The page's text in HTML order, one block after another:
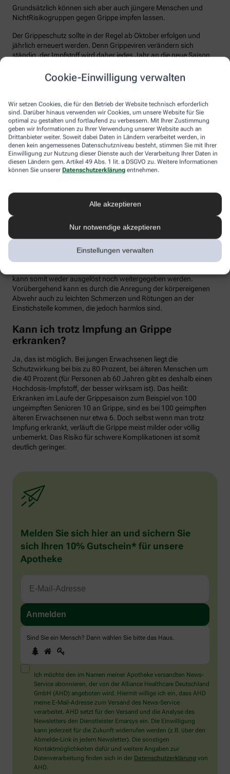
Cookie-Einwilligung verwalten
Wir setzen Cookies, die für den Betrieb der Website technisch erforderlich
sind. Darüber hinaus verwenden wir Cookies, um unsere Website für Sie
optimal zu gestalten und fortlaufend zu verbessern. Mit Ihrer Zustimmung
geben wir Informationen zu Ihrer Verwendung unserer Website auch an
Drittanbieter weiter. Soweit dabei Daten in Ländern verarbeitet werden, in
denen kein angemessenes Datenschutzniveau besteht, stimmen Sie mit Ihrer
Einwilligung zur Nutzung dieser Dienste auch der Verarbeitung Ihrer Daten in
diesen Ländern gem. Artikel 49 Abs. 1 lit. a DSGVO zu. Weitere Informationen
können Sie unserer Datenschutzerklärung entnehmen.
Alle akzeptieren
Nur notwendige akzeptieren
Einstellungen verwalten
Grundsätzlich können sich aber auch jüngere Menschen und
NichtRisikogruppen gegen Grippe impfen lassen.
Der Grippeschutz sollte in der Regel ab Oktober erfolgen und
jährlich erneuert werden. Denn Grippeviren verändern sich
ständig, der Impfstoff wird daher jedes Jahr an die neue Saison
der Körper einen ausreichenden Schutz vor einer Ansteckung
aufgebaut hat. Auch eine spätere Impfung zu Beginn des Jahres
Wie sicher ist der Impfstoff?
Jeder Grippeimpfstoff, der in Deutschland verwendet wird, muss
ein streng reguliertes Zulassungsverfahren durchlaufen. Hierbei
muss die Qualität, Wirksamkeit und Verträglichkeit in
wissenschaftlichen Studien nachgewiesen werden. Die Freigabe
erfolgt nach weiteren Prüfungen schließlich durch das Paul-
der Freigabe stetig weiter beobachtet.
Die Grippeimpfung ist in aller Regel gut verträglich. In den ersten
Frösteln oder Kopf- und Gliederschmerzen auftreten, die aber
meist binnen weniger Tage wieder abklingen. Mit einer Grippe
haben die Symptome allerdings nichts zu tun. Denn üblicherweise
kann somit weder ausgelöst noch weitergegeben werden.
Vorübergehend kann es durch die Anregung der körpereigenen
Abwehr auch zu leichten Schmerzen und Rötungen an der
Einstichstelle kommen, die jedoch harmlos sind.
Kann ich trotz Impfung an Grippe
erkranken?
Ja, das ist möglich. Bei jungen Erwachsenen liegt die
Schutzwirkung bei bis zu 80 Prozent, bei älteren Menschen um
die 40 Prozent (für Personen ab 60 Jahren gibt es deshalb einen
Hochdosis-Impfstoff, der besser wirksam ist). Das heißt:
Erkranken im Laufe der Grippesaison zum Beispiel von 100
ungeimpften Senioren 10 an Grippe, sind es bei 100 geimpften
älteren Erwachsenen nur etwa 6. Doch selbst wenn man trotz
Impfung erkrankt, verläuft die Grippe meist milder oder völlig
unbemerkt. Das Risiko für schwere Komplikationen ist somit
deutlich geringer.
Melden Sie sich hier an und sichern Sie
sich Ihren 10% Gutschein* für unsere
Apotheke
Sind Sie ein Mensch? Dann wählen Sie bitte das Haus.
Sind
Sie
ein
Mensch?
Dann
wählen
Sie
bitte
das
Haus.
1 2
Ich möchte den im Namen meiner Apotheke versandten News-
Service abonnieren, der von der Alliance Healthcare Deutschland
GmbH (AHD) angeboten wird. Hiermit willige ich ein, dass AHD
meine E-Mail-Adresse zum Versand des News-Service
verarbeitet. AHD setzt für den Versand und die Analyse des
Newsletters den Dienstleister Emarsys ein. Die Einwilligung
kann jederzeit für die Zukunft widerrufen werden (z.B. über den
Abmelde-Link in jedem Newsletter). Die sonstigen
Kontaktmöglichkeiten dafür und weitere Angaben zur
Datenverarbeitung finden sich in der Datenschutzerklärung von
AHD.